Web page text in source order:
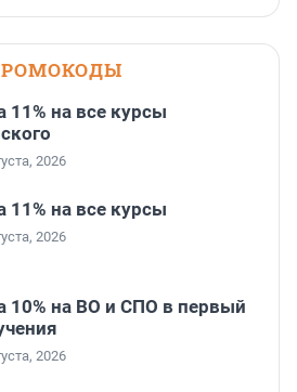
11% на все курсы
2026
11% на все курсы
2026
10% на ВО и СПО в первый
2026